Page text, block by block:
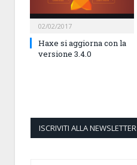
02/02/2017
Haxe si aggiorna con la
versione 3.4.0
ISCRIVITI ALLA NEWSLETTER